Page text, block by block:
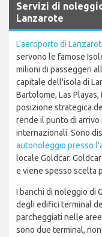
Servizi di
Lanzarote
L'aeroporto di
servono le famose
milioni di passeggeri
capitale dell'isola di
Bartolome, Las Playas,
posizione strategica
rende il punto di
internazionali. Sono
autonoleggio presso
locale Goldcar.
e viene spesso scelta
I banchi di noleggio di
degli edifici terminal
parcheggiati nelle
sono due terminal,